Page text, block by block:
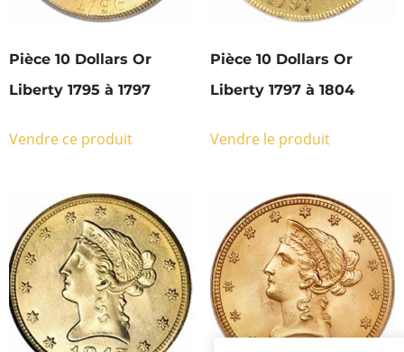
Pièce 10 Dollars Or
Liberty 1795 à 1797
Vendre ce produit
Pièce 10 Dollars Or
Liberty 1797 à 1804
Vendre le produit